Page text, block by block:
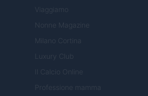
Viaggiamo
Nonne Magazine
Milano Cortina
Luxury Club
Il Calcio Online
Professione mamma